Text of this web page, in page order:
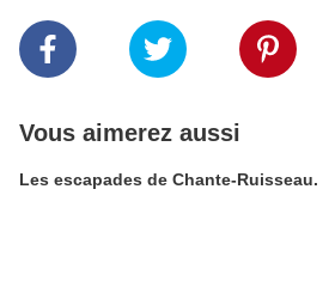
Vous aimerez aussi
Les escapades de Chante-Ruisseau.